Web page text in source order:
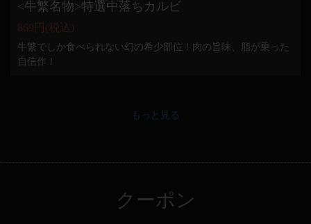
<牛繁名物>特選中落ちカルビ
869円 (税込)
牛繁でしか食べられない幻の希少部位！肉の旨味、脂が乗った
自信作！
もっと見る
クーポン